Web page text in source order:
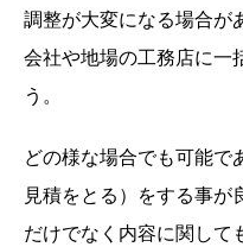
調整が大変になる場合が
会社や地場の工務店に一
う。
どの様な場合でも可能で
見積をとる）をする事が
だけでなく内容に関して